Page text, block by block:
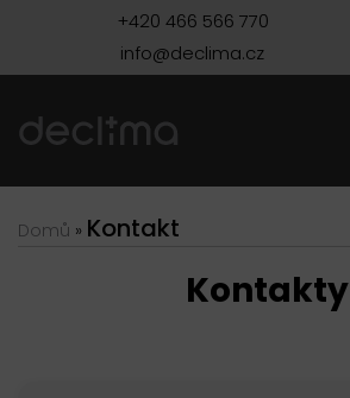
+420 466 566 770
info@declima.cz
Domů » Kontakt
Kontakty